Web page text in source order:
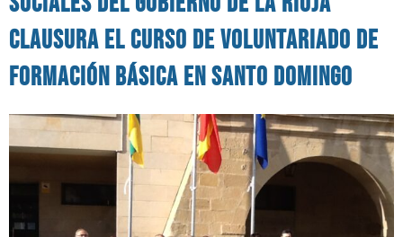
clausura el curso de voluntariado de
formación básica en Santo Domingo